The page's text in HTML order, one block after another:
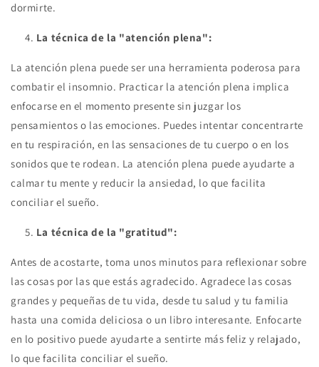
dormirte.
La técnica de la "atención plena":
La atención plena puede ser una herramienta poderosa para
combatir el insomnio. Practicar la atención plena implica
enfocarse en el momento presente sin juzgar los
pensamientos o las emociones. Puedes intentar concentrarte
en tu respiración, en las sensaciones de tu cuerpo o en los
sonidos que te rodean. La atención plena puede ayudarte a
calmar tu mente y reducir la ansiedad, lo que facilita
conciliar el sueño.
La técnica de la "gratitud":
Antes de acostarte, toma unos minutos para reflexionar sobre
las cosas por las que estás agradecido. Agradece las cosas
grandes y pequeñas de tu vida, desde tu salud y tu familia
hasta una comida deliciosa o un libro interesante. Enfocarte
en lo positivo puede ayudarte a sentirte más feliz y relajado,
lo que facilita conciliar el sueño.